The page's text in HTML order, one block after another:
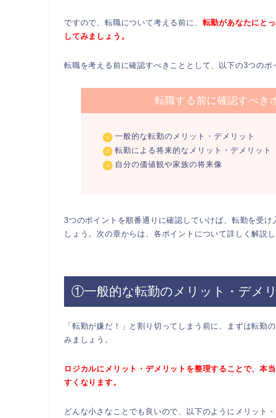
ですので、転職について考える前に、 転勤があなたにと
してみましょう。
転職を考える前に確認すべきこととして、以下の3つのポ
転職する前に確認すべき
一般的な転勤のメリット・デメリット
転勤による将来的なメリット・デメリット
自分の価値観や家族の将来像
3つのポイントを順番通りに確認していけば、転勤を受
しょう。次の章からは、各ポイントについて詳しく解説し
①一般的な転勤のメリット・デメ
「転勤が嫌だ！」と割り切ってしまう前に、まずは転勤
みましょう。
ロジカルにメリット・デメリットを整理することで、本
すくなります。
どんな小さなことでも良いので、以下のようにメリット